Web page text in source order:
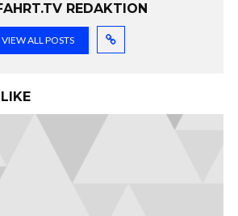
REDAKTION
VIEW ALL POSTS